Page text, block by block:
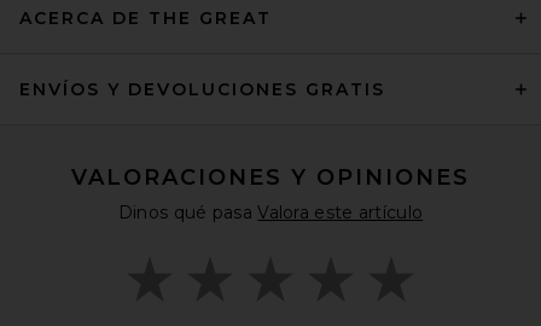
ACERCA DE THE GREAT
ENVÍOS Y DEVOLUCIONES GRATIS
VALORACIONES Y OPINIONES
Dinos qué pasaValora este artículo